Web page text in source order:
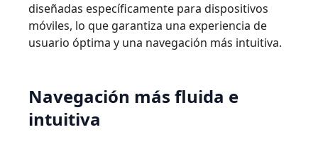
diseñadas especíﬁcamente para dispositivos
móviles, lo que garantiza una experiencia de
usuario óptima y una navegación más intuitiva.
Navegación más fluida e
intuitiva